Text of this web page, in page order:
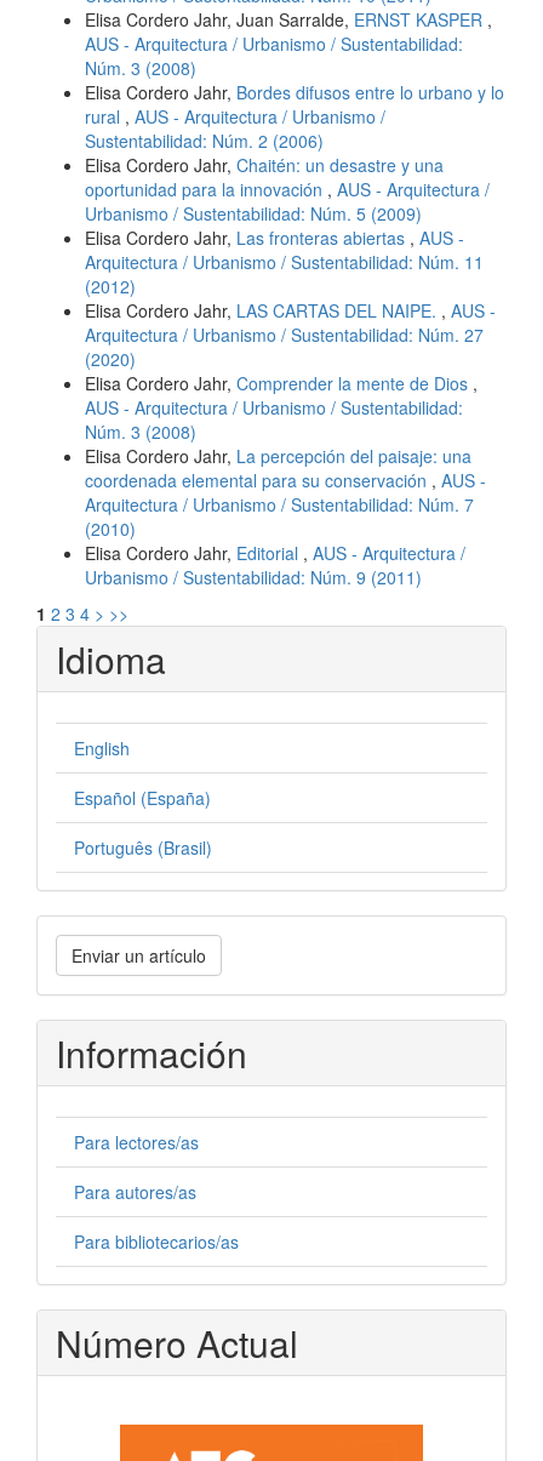
Elisa Cordero Jahr, Juan Sarralde, ERNST KASPER ,
AUS - Arquitectura / Urbanismo / Sustentabilidad:
Núm. 3 (2008)
Elisa Cordero Jahr, Bordes difusos entre lo urbano y lo
rural , AUS - Arquitectura / Urbanismo /
Sustentabilidad: Núm. 2 (2006)
Elisa Cordero Jahr, Chaitén: un desastre y una
oportunidad para la innovación , AUS - Arquitectura /
Urbanismo / Sustentabilidad: Núm. 5 (2009)
Elisa Cordero Jahr, Las fronteras abiertas , AUS -
Arquitectura / Urbanismo / Sustentabilidad: Núm. 11
(2012)
Elisa Cordero Jahr, LAS CARTAS DEL NAIPE. , AUS -
Arquitectura / Urbanismo / Sustentabilidad: Núm. 27
(2020)
Elisa Cordero Jahr, Comprender la mente de Dios ,
AUS - Arquitectura / Urbanismo / Sustentabilidad:
Núm. 3 (2008)
Elisa Cordero Jahr, La percepción del paisaje: una
coordenada elemental para su conservación , AUS -
Arquitectura / Urbanismo / Sustentabilidad: Núm. 7
(2010)
Elisa Cordero Jahr, Editorial , AUS - Arquitectura /
Urbanismo / Sustentabilidad: Núm. 9 (2011)
1 2 3 4 > >>
Idioma
English
Español (España)
Português (Brasil)
Enviar
un
artículo
Enviar un artículo
Información
Para lectores/as
Para autores/as
Para bibliotecarios/as
Número Actual